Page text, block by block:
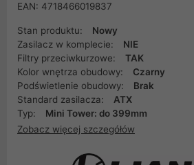
EAN: 4718466019837
Stan produktu:
Nowy
Zasilacz w komplecie:
NIE
Filtry przeciwkurzowe:
TAK
Kolor wnętrza obudowy:
Czarny
Podświetlenie obudowy:
Brak
Standard zasilacza:
ATX
Typ:
Mini Tower: do 399mm
Zobacz więcej szczegółów